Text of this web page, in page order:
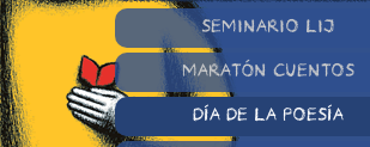
SEMINARIO LIJ
MARATÓN CUENTOS
DÍA DE LA POESÍA